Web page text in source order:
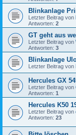
Blinkanlage
Letzter Beitrag von
Antworten: 2
GT geht aus
Letzter Beitrag von
Antworten: 3
Blinkanlage
Letzter Beitrag von
Hercules GX
Letzter Beitrag von
Antworten: 1
Hercules K50
Letzter Beitrag von
Antworten: 23